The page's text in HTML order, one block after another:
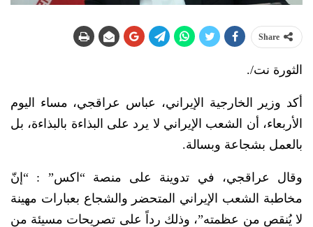
Share
الثورة نت/.
أكد وزير الخارجية الإيراني، عباس عراقجي، مساء اليوم
الأربعاء، أن الشعب الإيراني لا يرد على البذاءة بالبذاءة، بل
بالعمل بشجاعة وبسالة.
وقال عراقجي، في تدوينة على منصة “اكس” : “إنّ
مخاطبة الشعب الإيراني المتحضر والشجاع بعبارات مهينة
لا يُنقص من عظمته”، وذلك رداً على تصريحات مسيئة من